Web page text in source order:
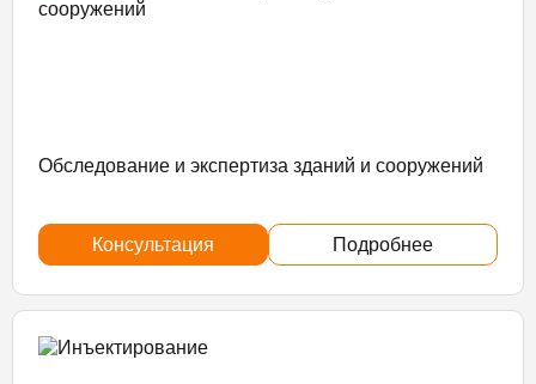
Обследование и экспертиза зданий и сооружений
Консультация Подробнее